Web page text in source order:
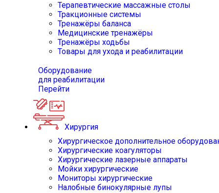
Терапевтические массажные столы
Тракционные системы
Тренажёры баланса
Медицинские тренажёры
Тренажёры ходьбы
Товары для ухода и реабилитации
Оборудование
для реабилитации
Перейти
Хирургия
Хирургическое дополнительное
Хирургические коагуляторы
Хирургические лазерные аппараты
Мойки хирургические
Мониторы хирургические
Налобные бинокулярные лупы